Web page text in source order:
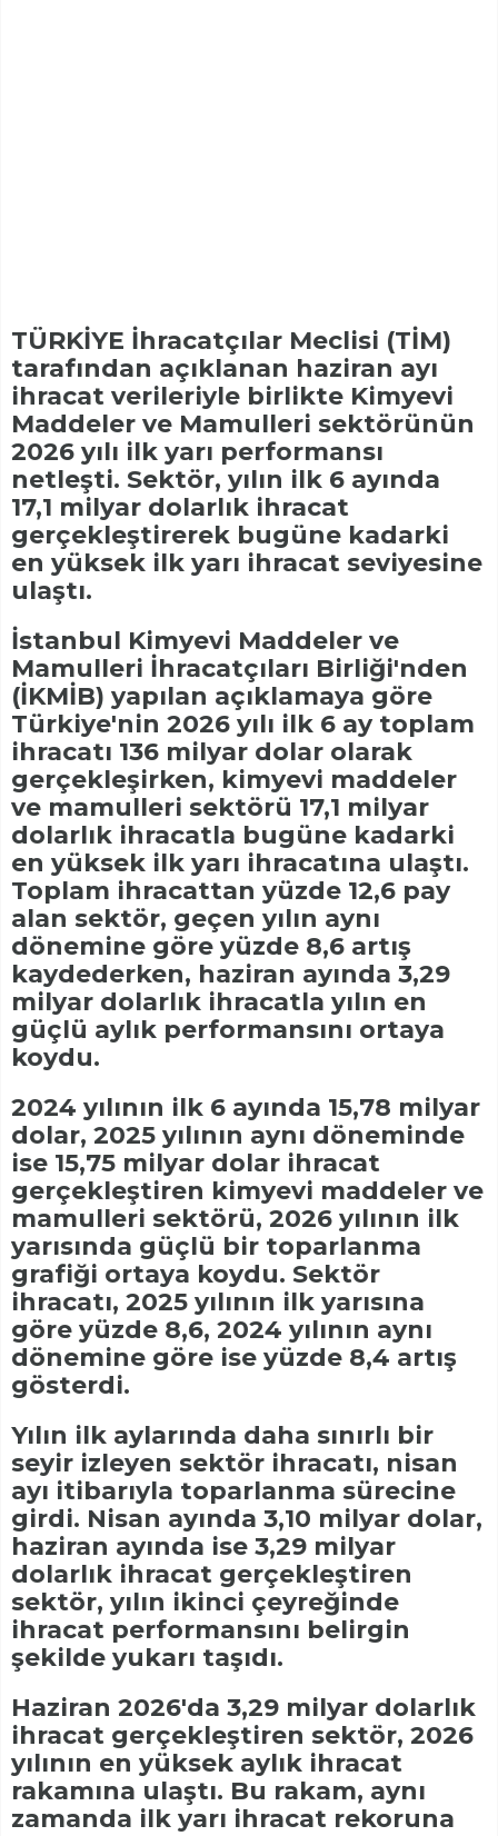
TÜRKİYE İhracatçılar Meclisi (TİM)
tarafından açıklanan haziran ayı
ihracat verileriyle birlikte Kimyevi
Maddeler ve Mamulleri sektörünün
2026 yılı ilk yarı performansı
netleşti. Sektör, yılın ilk 6 ayında
17,1 milyar dolarlık ihracat
gerçekleştirerek bugüne kadarki
en yüksek ilk yarı ihracat seviyesine
ulaştı.
İstanbul Kimyevi Maddeler ve
Mamulleri İhracatçıları Birliği'nden
(İKMİB) yapılan açıklamaya göre
Türkiye'nin 2026 yılı ilk 6 ay toplam
ihracatı 136 milyar dolar olarak
gerçekleşirken, kimyevi maddeler
ve mamulleri sektörü 17,1 milyar
dolarlık ihracatla bugüne kadarki
en yüksek ilk yarı ihracatına ulaştı.
Toplam ihracattan yüzde 12,6 pay
alan sektör, geçen yılın aynı
dönemine göre yüzde 8,6 artış
kaydederken, haziran ayında 3,29
milyar dolarlık ihracatla yılın en
güçlü aylık performansını ortaya
koydu.
2024 yılının ilk 6 ayında 15,78 milyar
dolar, 2025 yılının aynı döneminde
ise 15,75 milyar dolar ihracat
gerçekleştiren kimyevi maddeler ve
mamulleri sektörü, 2026 yılının ilk
yarısında güçlü bir toparlanma
grafiği ortaya koydu. Sektör
ihracatı, 2025 yılının ilk yarısına
göre yüzde 8,6, 2024 yılının aynı
dönemine göre ise yüzde 8,4 artış
gösterdi.
Yılın ilk aylarında daha sınırlı bir
seyir izleyen sektör ihracatı, nisan
ayı itibarıyla toparlanma sürecine
girdi. Nisan ayında 3,10 milyar dolar,
haziran ayında ise 3,29 milyar
dolarlık ihracat gerçekleştiren
sektör, yılın ikinci çeyreğinde
ihracat performansını belirgin
şekilde yukarı taşıdı.
Haziran 2026'da 3,29 milyar dolarlık
ihracat gerçekleştiren sektör, 2026
yılının en yüksek aylık ihracat
rakamına ulaştı. Bu rakam, aynı
zamanda ilk yarı ihracat rekoruna